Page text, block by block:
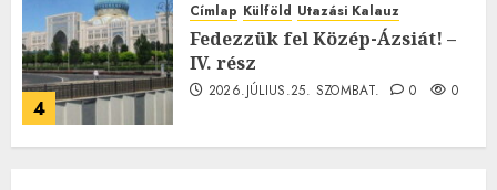
4
Címlap Külföld Utazási Kalauz
Fedezzük fel Közép-Ázsiát! –
IV. rész
2026.JÚLIUS.25. SZOMBAT. 0 0